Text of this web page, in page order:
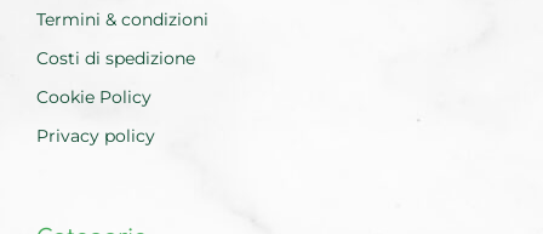
Termini & condizioni
Costi di spedizione
Cookie Policy
Privacy policy